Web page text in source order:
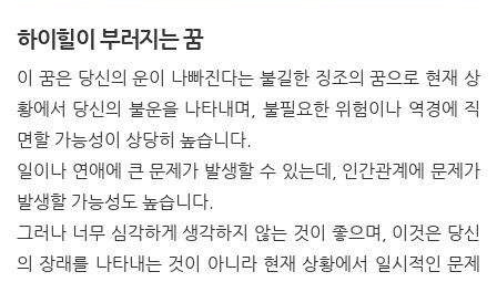
하이힐이 부러지는 꿈
이 꿈은 당신의 운이 나빠진다는 불길한 징조의 꿈으로 현재 상
황에서 당신의 불운을 나타내며, 불필요한 위험이나 역경에 직
면할 가능성이 상당히 높습니다.
일이나 연애에 큰 문제가 발생할 수 있는데, 인간관계에 문제가
발생할 가능성도 높습니다.
그러나 너무 심각하게 생각하지 않는 것이 좋으며, 이것은 당신
의 장래를 나타내는 것이 아니라 현재 상황에서 일시적인 문제